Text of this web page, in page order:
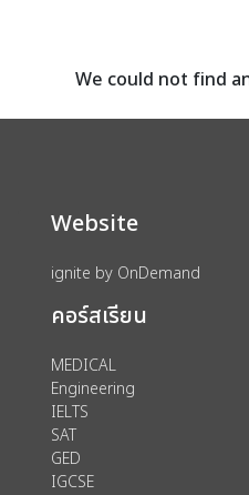
assignment ลงทะเบียน
We could not find
Website
ignite by OnDemand
คอร์สเรียน
MEDICAL
Engineering
IELTS
SAT
GED
IGCSE